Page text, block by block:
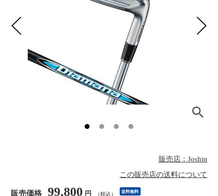
販売店：Joshin
この販売店の送料について
販売価格 99,800 円 （税込） 送料無料